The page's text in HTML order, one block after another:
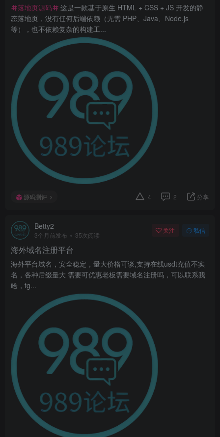
落地页源码
这是一款基于原生 HTML + CSS + JS 开发的静
态落地页，没有任何后端依赖（无需 PHP、Java、Node.js
等），也不依赖复杂的构建工...
源码测评 4 2 分享
Betty2
3个月前发布 35次阅读
关注 私信
海外域名注册平台
海外平台域名，安全稳定，量大价格可谈,支持在线usdt充值不实
名，各种后缀量大 需要可优惠老板需要域名注册吗，可以联系我
哈，tg...